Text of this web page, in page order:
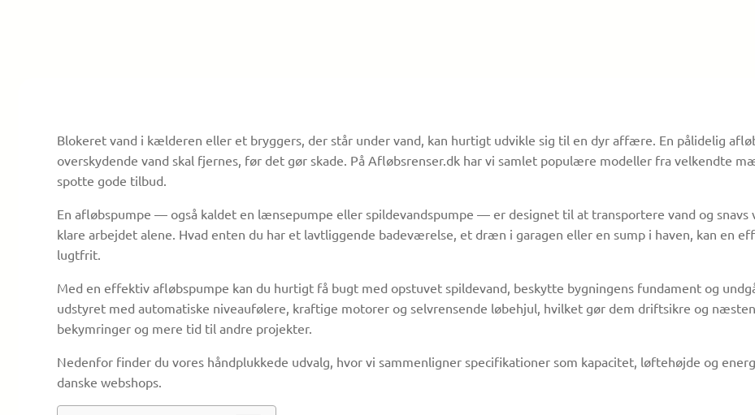
Blokeret vand i kælderen eller et bryggers, der står under vand, kan hurtigt udvikle sig til en dyr affære. En pålidelig
overskydende vand skal fjernes, før det gør skade. På Afløbsrenser.dk har vi samlet populære modeller fra velkendte
spotte gode tilbud.
En afløbspumpe — også kaldet en lænsepumpe eller spildevandspumpe — er designet til at transportere vand og
klare arbejdet alene. Hvad enten du har et lavtliggende badeværelse, et dræn i garagen eller en sump i haven, kan en
lugtfrit.
Med en effektiv afløbspumpe kan du hurtigt få bugt med opstuvet spildevand, beskytte bygningens fundament og
udstyret med automatiske niveaufølere, kraftige motorer og selvrensende løbehjul, hvilket gør dem driftsikre og
bekymringer og mere tid til andre projekter.
Nedenfor finder du vores håndplukkede udvalg, hvor vi sammenligner specifikationer som kapacitet, løftehøjde og
danske webshops.